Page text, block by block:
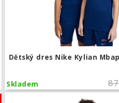
Dětský dres Nike Kylian
Skladem
Dětské tepláky Nike Kylian Mbappé